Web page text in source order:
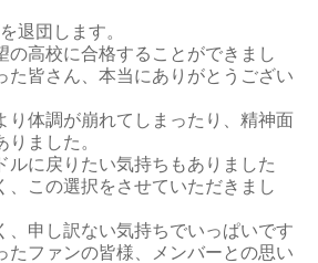
退団します。
の高校に合格することができまし
た皆さん、本当にありがとうござい
り体調が崩れてしまったり、精神面
ました。
ルに戻りたい気持ちもありました
、この選択をさせていただきまし
、申し訳ない気持ちでいっぱいです
たファンの皆様、メンバーとの思い